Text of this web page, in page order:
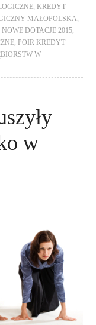
,KREDYT
MAŁOPOLSKA,
NOWE DOTACJE 2015,
, POIR KREDYT
W
w